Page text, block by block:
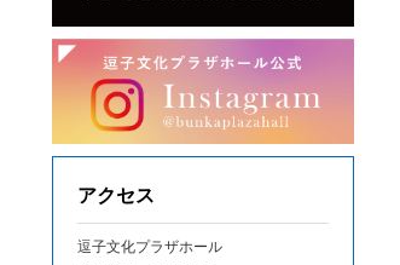
アクセス
逗子文化プラザホール